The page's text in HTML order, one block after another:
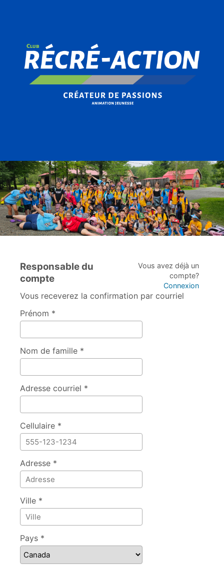
Responsable du
compte
Vous avez déjà un
compte?
Connexion
Vous receverez la confirmation par courriel
Prénom *
Nom de famille *
Adresse courriel *
Cellulaire *
Adresse *
Ville *
Pays *